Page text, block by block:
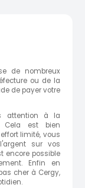
de nombreux
ou de la
de payer votre
attention à la
Cela est bien
limité, vous
sur vos
encore possible
Enfin en
cher à Cergy,